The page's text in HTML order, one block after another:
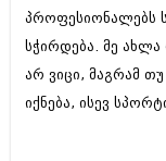
პროფესიონალებს
სჭირდება. მე
არ ვიცი, მაგრამ
იქნება, ისევ